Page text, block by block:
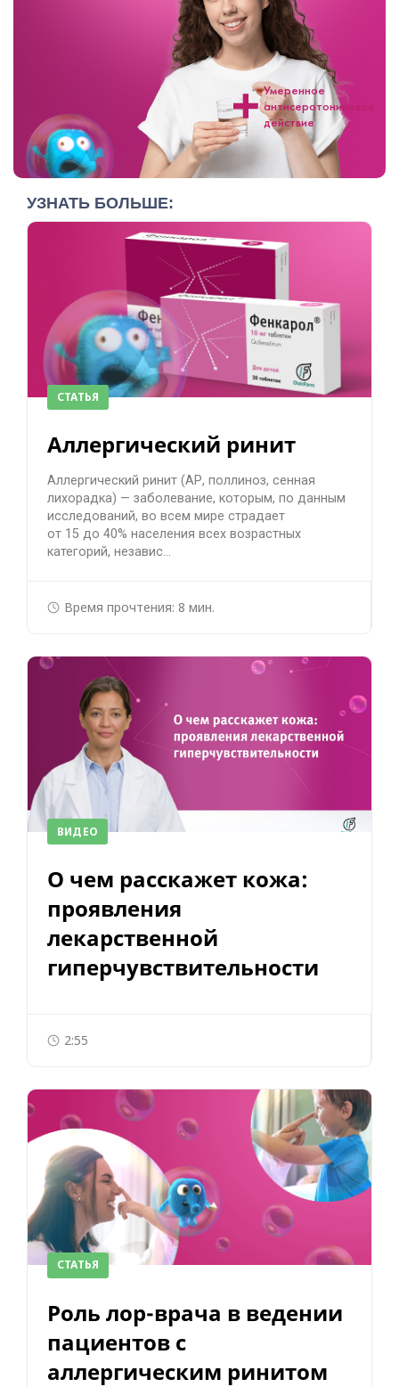
Умеренное
антисеротониновое
действие
УЗНАТЬ БОЛЬШЕ:
СТАТЬЯ
Аллергический ринит
Аллергический ринит (АР, поллиноз, сенная
лихорадка) — заболевание, которым, по данным
исследований, во всем мире страдает
от 15 до 40% населения всех возрастных
категорий, независ...
Время прочтения: 8 мин.
ВИДЕО
О чем расскажет кожа:
проявления
лекарственной
гиперчувствительности
2:55
СТАТЬЯ
Роль лор-врача в ведении
пациентов с
аллергическим ринитом